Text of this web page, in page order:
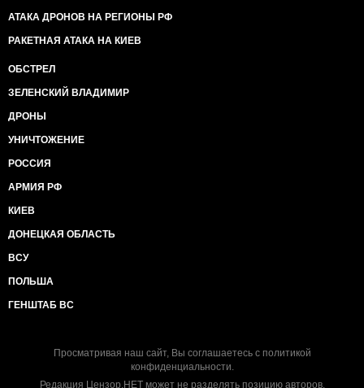
АТАКА ДРОНОВ НА РЕГИОНЫ РФ
РАКЕТНАЯ АТАКА НА КИЕВ
ОБСТРЕЛ
ЗЕЛЕНСКИЙ ВЛАДИМИР
ДРОНЫ
УНИЧТОЖЕНИЕ
РОССИЯ
АРМИЯ РФ
КИЕВ
ДОНЕЦКАЯ ОБЛАСТЬ
ВСУ
ПОЛЬША
ГЕНШТАБ ВС
Просматривая наш сайт, Вы соглашаетесь с политикой
конфиденциальности.
Редакция Цензор.НЕТ может не разделять позицию авторов.